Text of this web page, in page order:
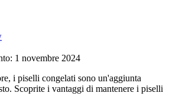
1 novembre 2024
i piselli congelati sono un'aggiunta
Scoprite i vantaggi di mantenere i piselli